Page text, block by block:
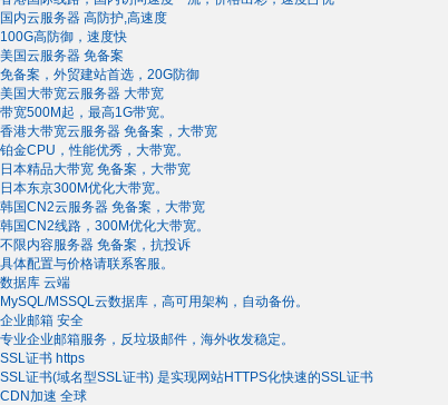
国内云服务器 高防护,高速度
100G高防御，速度快
美国云服务器 免备案
免备案，外贸建站首选，20G防御
美国大带宽云服务器 大带宽
带宽500M起，最高1G带宽。
香港大带宽云服务器 免备案，大带宽
铂金CPU，性能优秀，大带宽。
日本精品大带宽 免备案，大带宽
日本东京300M优化大带宽。
韩国CN2云服务器 免备案，大带宽
韩国CN2线路，300M优化大带宽。
不限内容服务器 免备案，抗投诉
具体配置与价格请联系客服。
数据库 云端
MySQL/MSSQL云数据库，高可用架构，自动备份。
企业邮箱 安全
专业企业邮箱服务，反垃圾邮件，海外收发稳定。
SSL证书 https
SSL证书(域名型SSL证书) 是实现网站HTTPS化快速的SSL证书
CDN加速 全球